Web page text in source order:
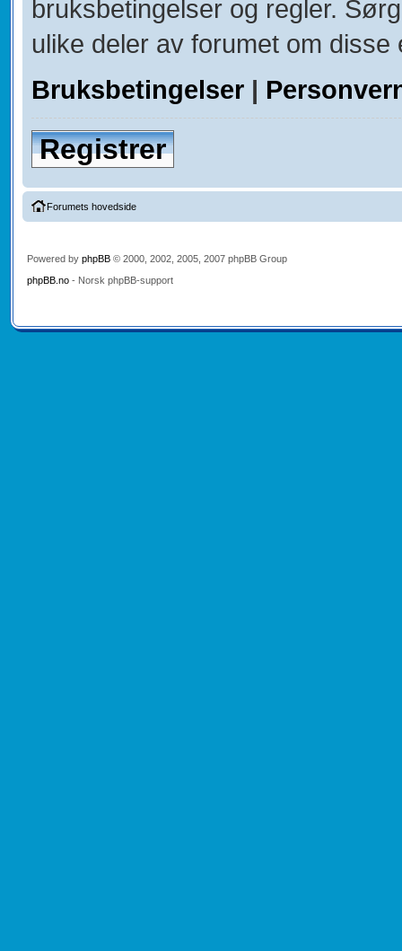
bruksbetingelser og regler.
ulike deler av forumet om
Bruksbetingelser|
Registrer
Forumets hovedside
Powered by phpBB© 2000, 2002, 2005, 2007 phpBB Group
phpBB.no- Norsk phpBB-support